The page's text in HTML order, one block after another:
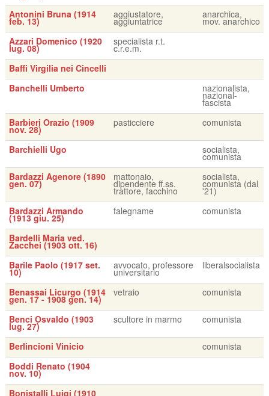
Antonini Bruna (1914
feb. 13)
aggiustatore,
aggiuntatrice
anarchica,
mov. anarchico
Azzari Domenico (1920
lug. 08)
specialista r.t.
c.r.e.m.
Baffi Virgilia nei Cincelli
Banchelli Umberto
nazionalista,
nazional-
fascista
Barbieri Orazio (1909
nov. 28)
pasticciere comunista
Barchielli Ugo socialista,
comunista
Bardazzi Agenore (1890
gen. 07)
mattonaio,
dipendente ff.ss.
trattore, facchino
socialista,
comunista (dal
'21)
Bardazzi Armando
(1913 giu. 25)
falegname comunista
Bardelli Maria ved.
Zacchei (1903 ott. 16)
Barile Paolo (1917 set.
10)
avvocato, professore
universitario
liberalsocialista
Benassai Licurgo (1914
gen. 17 - 1908 gen. 14)
vetraio comunista
Benci Osvaldo (1903
lug. 27)
scultore in marmo comunista
Berlincioni Vinicio
comunista
Boddi Renato (1904
nov. 10)
Bonistalli Luigi (1910